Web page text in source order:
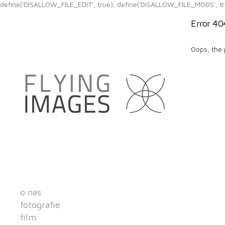
define('DISALLOW_FILE_EDIT', true); define('DISALLOW_FILE_MODS',
o nas
fotografie
film
Error
Oops, the